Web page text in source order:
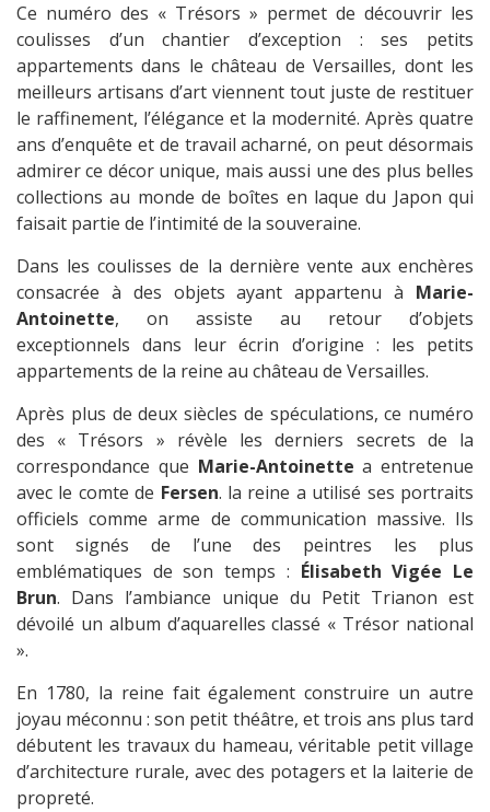
Ce numéro des « Trésors » permet de découvrir les
coulisses d’un chantier d’exception : ses petits
appartements dans le château de Versailles, dont les
meilleurs artisans d’art viennent tout juste de restituer
le raffinement, l’élégance et la modernité. Après quatre
ans d’enquête et de travail acharné, on peut désormais
admirer ce décor unique, mais aussi une des plus belles
collections au monde de boîtes en laque du Japon qui
faisait partie de l’intimité de la souveraine.
Dans les coulisses de la dernière vente aux enchères
consacrée à des objets ayant appartenu à Marie-
Antoinette, on assiste au retour d’objets
exceptionnels dans leur écrin d’origine : les petits
appartements de la reine au château de Versailles.
Après plus de deux siècles de spéculations, ce numéro
des « Trésors » révèle les derniers secrets de la
correspondance que Marie-Antoinette a entretenue
avec le comte de Fersen. la reine a utilisé ses portraits
officiels comme arme de communication massive. Ils
sont signés de l’une des peintres les plus
emblématiques de son temps : Élisabeth Vigée Le
Brun. Dans l’ambiance unique du Petit Trianon est
dévoilé un album d’aquarelles classé « Trésor national
».
En 1780, la reine fait également construire un autre
joyau méconnu : son petit théâtre, et trois ans plus tard
débutent les travaux du hameau, véritable petit village
d’architecture rurale, avec des potagers et la laiterie de
propreté.